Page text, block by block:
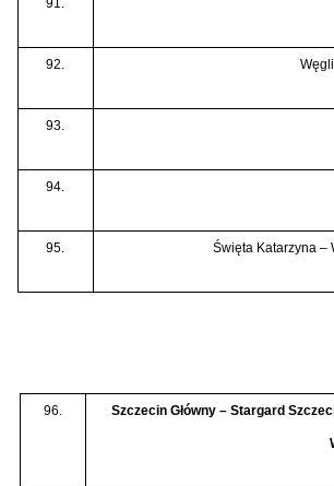
92.
93.
94.
95. Święta Katarzyna –
96. Szczecin Główny – Stargard